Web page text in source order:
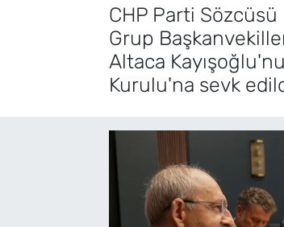
CHP Parti Sözcüsü
Grup
Altaca
Kurulu'na sevk